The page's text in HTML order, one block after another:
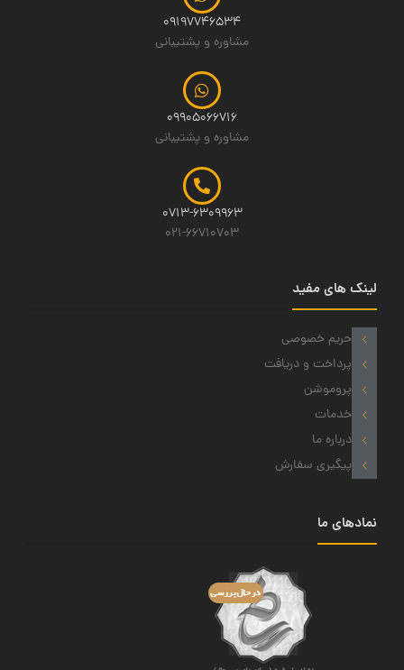
09197746534
مشاوره و پشتیبانی
09905066716
مشاوره و پشتیبانی
0713-6309963
021-66710703
لینک های مفید
حریم خصوصی
پرداخت و دریافت
پروموشن
خدمات
درباره ما
پیگیری سفارش
نمادهای ما